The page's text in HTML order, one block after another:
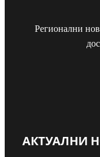
Регионални
АКТУАЛНИ